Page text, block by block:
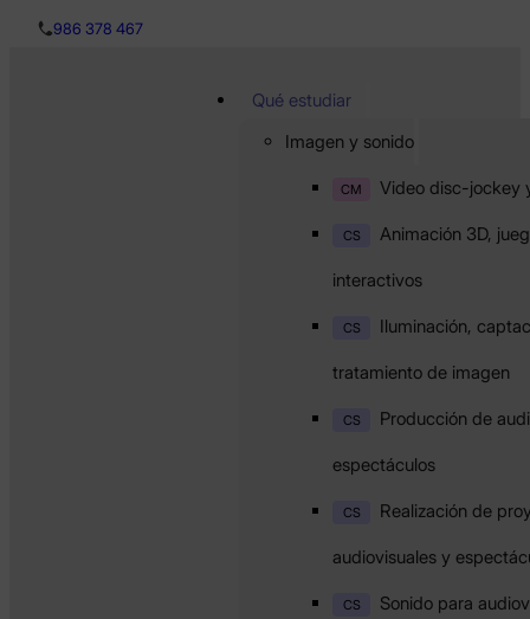
986 378 467
Qué estudiar
Imagen y sonido
CM Video disc-jockey
CS Animación 3D,
interactivos
CS Iluminación,
tratamiento de imagen
CS Producción de
espectáculos
CS Realización de
audiovisuales y
CS Sonido para